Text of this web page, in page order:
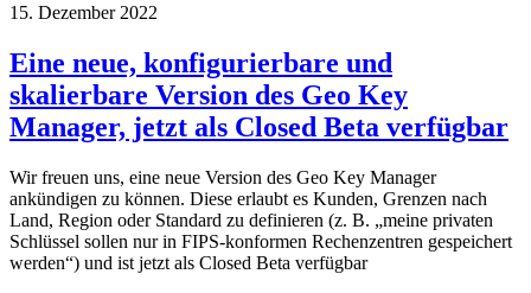
15. Dezember 2022
Eine neue, konfigurierbare und
skalierbare Version des Geo Key
Manager, jetzt als Closed Beta verfügbar
Wir freuen uns, eine neue Version des Geo Key Manager
ankündigen zu können. Diese erlaubt es Kunden, Grenzen nach
Land, Region oder Standard zu definieren (z. B. „meine privaten
Schlüssel sollen nur in FIPS-konformen Rechenzentren gespeichert
werden“) und ist jetzt als Closed Beta verfügbar